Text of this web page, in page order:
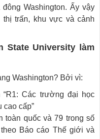
Washington. Ấy vậy
trấn, khu vực và cảnh
State University làm
Washington? Bởi vì:
Các trường đại học
cao cấp”
toàn quốc và 79 trong số
Báo cáo Thế giới và